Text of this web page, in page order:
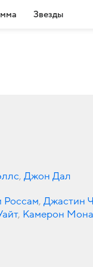
Звезды
, Джон Дал
, Джастин
, Камерон